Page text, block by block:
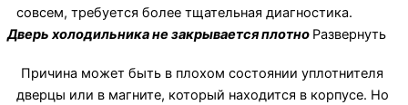
совсем, требуется более тщательная диагностика.
Дверь холодильника не закрывается плотно Развернуть
Причина может быть в плохом состоянии уплотнителя
дверцы или в магните, который находится в корпусе. Но